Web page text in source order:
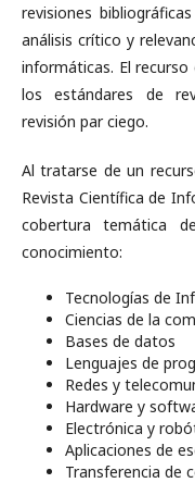
revisiones
análisis crítico y
informáticas. El
los estándares de
revisión par ciego.
Al tratarse de un
Revista Científica de
cobertura temática
conocimiento:
Tecnologías de
Ciencias de la
Bases de datos
Lenguajes de
Redes y
Hardware y
Electrónica y
Aplicaciones de
Transferencia de